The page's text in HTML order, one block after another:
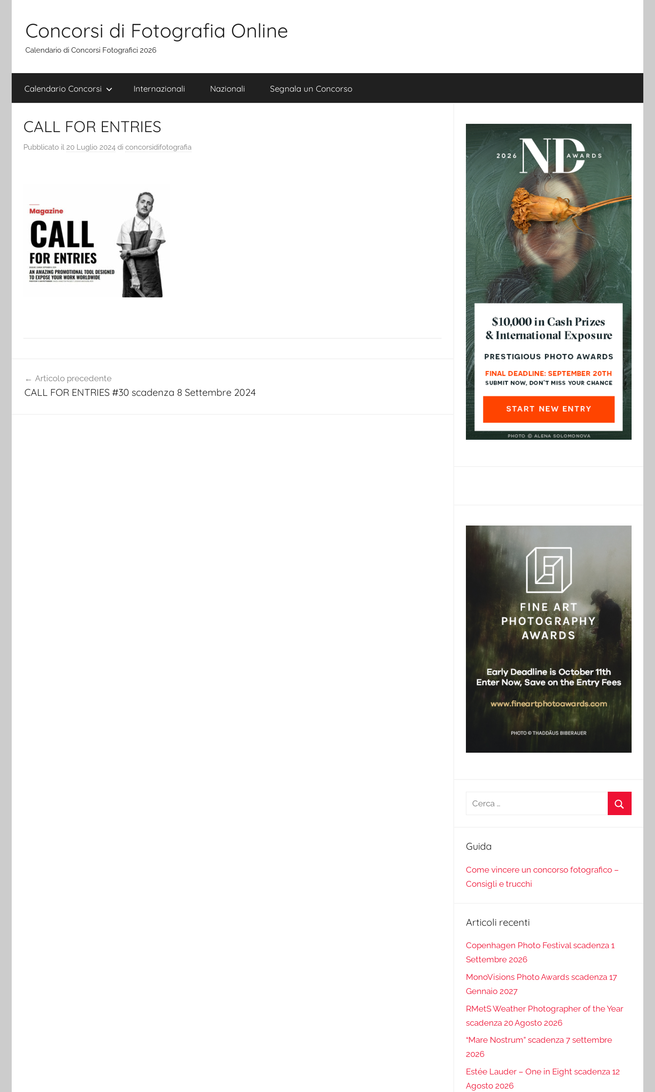
contenuto
Concorsi di Fotografia Online
Calendario di Concorsi Fotografici 2026
Calendario Concorsi Internazionali Nazionali Segnala un Concorso
CALL FOR ENTRIES
Pubblicato il 20 Luglio 2024 di concorsidifotografia
articoli
Articolo precedente
CALL FOR ENTRIES #30 scadenza 8 Settembre 2024
Ricerca
Guida
Come vincere un concorso fotografico –
Consigli e trucchi
Articoli recenti
Copenhagen Photo Festival scadenza 1
Settembre 2026
MonoVisions Photo Awards scadenza 17
Gennaio 2027
RMetS Weather Photographer of the Year
scadenza 20 Agosto 2026
“Mare Nostrum” scadenza 7 settembre
2026
Estée Lauder – One in Eight scadenza 12
Agosto 2026